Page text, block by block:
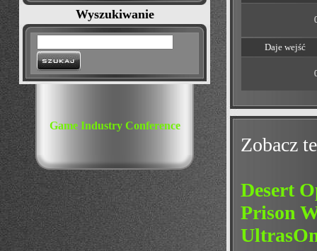
Wyszukiwanie
Game Industry Conference
Daje wejść
Zobacz
Desert
Prison